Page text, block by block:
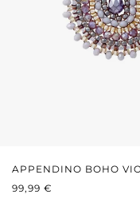
APPENDINO BOHO
PREZZO
99,99 €